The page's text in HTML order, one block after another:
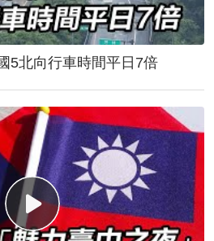
5北向行車時間平日7倍